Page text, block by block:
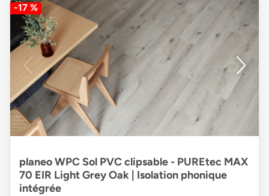
-17 %
planeo WPC Sol PVC clipsable - PUREtec MAX
70 EIR Light Grey Oak | Isolation phonique
intégrée